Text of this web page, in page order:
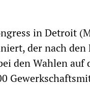
in Detroit
der nach
den Wahlen auf